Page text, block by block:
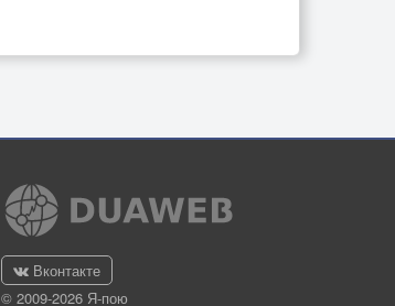
Вконтакте
© 2009-2026 Я-пою